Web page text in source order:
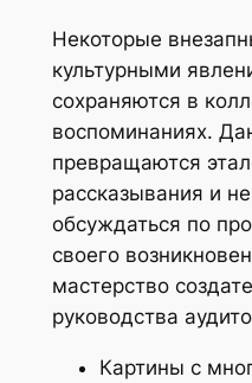
Некоторые
культурными
сохраняются в
воспоминаниях.
превращаются
рассказывания и
обсуждаться по
своего
мастерство
руководства
Картины с